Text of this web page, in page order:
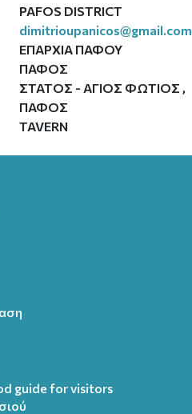
PAFOS DISTRICT
dimitrioupanicos@gmail.com
ΕΠΑΡΧΙΑ ΠΑΦΟΥ
ΠΑΦΟΣ
ΣΤΑΤΟΣ - ΑΓΙΟΣ ΦΩΤΙΟΣ ,
ΠΑΦΟΣ
TAVERN
guide for visitors